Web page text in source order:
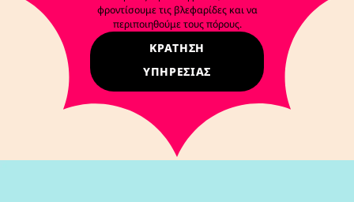
φροντίσουμε τις βλεφαρίδες και να
περιποιηθούμε τους πόρους.
ΚΡΑΤΗΣΗ
ΥΠΗΡΕΣΙΑΣ